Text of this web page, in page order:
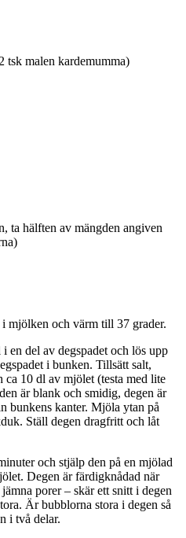
tsk malen kardemumma)
ta hälften av mängden angiven
mjölken och värm till 37 grader.
en del av degspadet och lös upp
i bunken. Tillsätt salt,
ca 10 dl av mjölet (testa med lite
är blank och smidig, degen är
bunkens kanter. Mjöla ytan på
Ställ degen dragfritt och låt
och stjälp den på en mjölad
Degen är färdigknådad när
porer – skär ett snitt i degen
Är bubblorna stora i degen så
i två delar.